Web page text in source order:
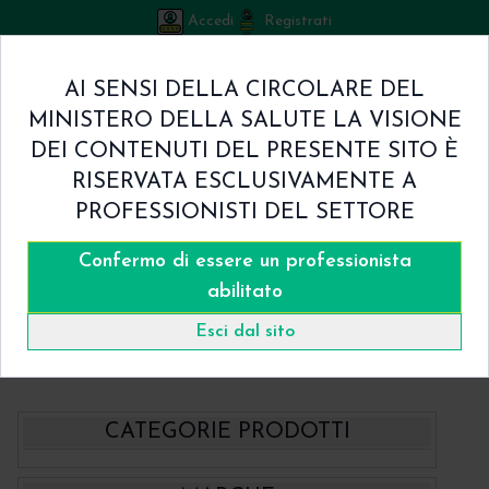
Accedi Registrati
Bicuspid
Home
Shop
Termini & Condizioni
Contatti
Carrello
Catalogo
Home Catalogo
- BBraun Suture
Suture chirurgiche NON Assorbibili BBraun
Supramid 3/8 di cerchio Suture Chirurgiche in Pseudo Monofilamento
CATEGORIE PRODOTTI
AI SENSI DELLA CIRCOLARE DEL
MINISTERO DELLA SALUTE LA VISIONE
DEI CONTENUTI DEL PRESENTE SITO È
RISERVATA ESCLUSIVAMENTE A
PROFESSIONISTI DEL SETTORE
Esci dal sito
Confermo di essere un professionista
abilitato